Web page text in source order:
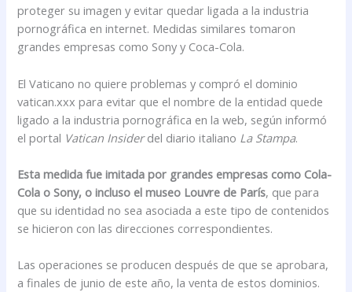
proteger su imagen y evitar quedar ligada a la industria
pornográfica en internet. Medidas similares tomaron
grandes empresas como Sony y Coca-Cola.
El Vaticano no quiere problemas y compró el dominio
vatican.xxx para evitar que el nombre de la entidad quede
ligado a la industria pornográfica en la web, según informó
el portal Vatican Insiderdel diario italiano La Stampa.
Esta medida fue imitada por grandes empresas como Cola-
Cola o Sony, o incluso el museo Louvre de París, que para
que su identidad no sea asociada a este tipo de contenidos
se hicieron con las direcciones correspondientes.
Las operaciones se producen después de que se aprobara,
a finales de junio de este año, la venta de estos dominios.